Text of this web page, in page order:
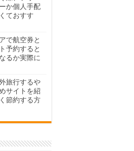
か個人手配
ておすす
で航空券と
予約すると
るか実際に
旅行するや
サイトを紹
節約する方